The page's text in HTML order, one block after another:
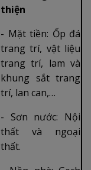
thiện
- Mặt tiền: Ốp đá
trang trí, vật liệu
trang trí, lam và
khung sắt trang
trí, lan can,…
- Sơn nước: Nội
thất và ngoại
thất.